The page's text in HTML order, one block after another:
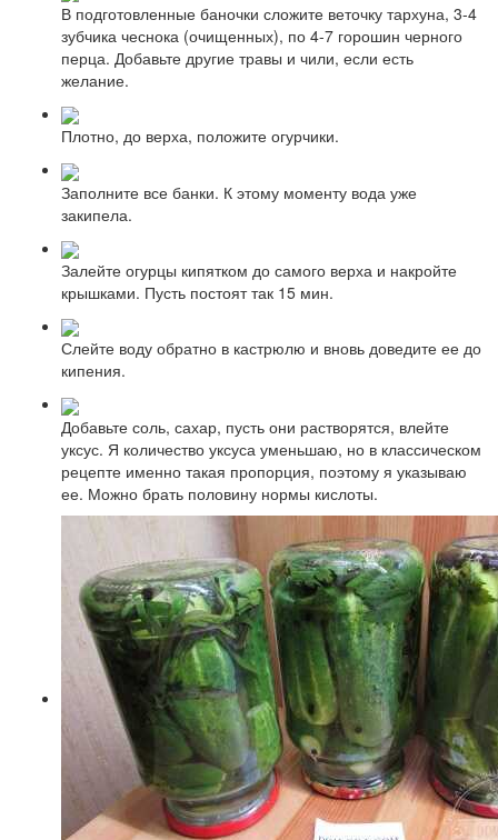
В подготовленные баночки сложите веточку тархуна, 3-4
зубчика чеснока (очищенных), по 4-7 горошин черного
перца. Добавьте другие травы и чили, если есть
желание.
Плотно, до верха, положите огурчики.
Заполните все банки. К этому моменту вода уже
закипела.
Залейте огурцы кипятком до самого верха и накройте
крышками. Пусть постоят так 15 мин.
Слейте воду обратно в кастрюлю и вновь доведите ее до
кипения.
Добавьте соль, сахар, пусть они растворятся, влейте
уксус. Я количество уксуса уменьшаю, но в классическом
рецепте именно такая пропорция, поэтому я указываю
ее. Можно брать половину нормы кислоты.